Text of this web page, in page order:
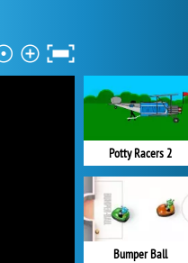
Potty Racers 2
Bumper Ball